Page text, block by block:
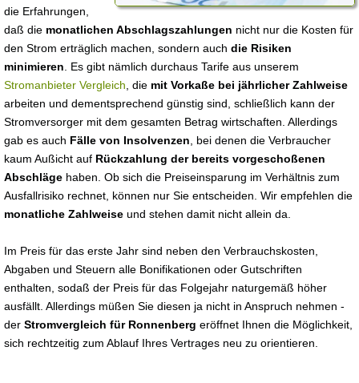
die Erfahrungen,
daß die monatlichen Abschlagszahlungen nicht nur die Kosten für
den Strom erträglich machen, sondern auch die Risiken
minimieren . Es gibt nämlich durchaus Tarife aus unserem
Stromanbieter Vergleich , die mit Vorkaße bei jährlicher Zahlweise
arbeiten und dementsprechend günstig sind, schließlich kann der
Stromversorger mit dem gesamten Betrag wirtschaften. Allerdings
gab es auch Fälle von Insolvenzen , bei denen die Verbraucher
kaum Außicht auf Rückzahlung der bereits vorgeschoßenen
Abschläge haben. Ob sich die Preiseinsparung im Verhältnis zum
Ausfallrisiko rechnet, können nur Sie entscheiden. Wir empfehlen die
monatliche Zahlweise und stehen damit nicht allein da.
Im Preis für das erste Jahr sind neben den Verbrauchskosten,
Abgaben und Steuern alle Bonifikationen oder Gutschriften
enthalten, sodaß der Preis für das Folgejahr naturgemäß höher
ausfällt. Allerdings müßen Sie diesen ja nicht in Anspruch nehmen -
der Stromvergleich für Ronnenberg eröffnet Ihnen die Möglichkeit,
sich rechtzeitig zum Ablauf Ihres Vertrages neu zu orientieren.